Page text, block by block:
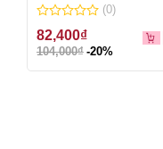
0
out
of
5
(0)
82,400₫
104,000₫ -20%